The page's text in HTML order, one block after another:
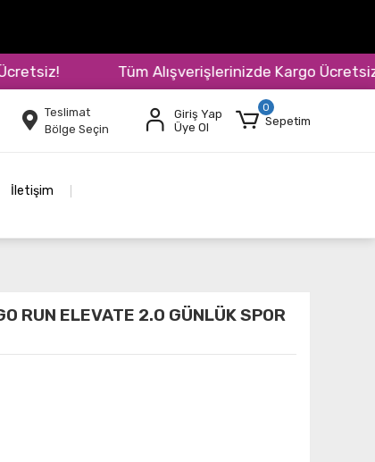
Tüm Alışverişlerinizde Kargo Ücretsiz!
Teslimat
Bölge Seçin
Giriş Yap
Üye Ol
0
Sepetim
İletişim
ELEVATE 2.0 GÜNLÜK SPOR